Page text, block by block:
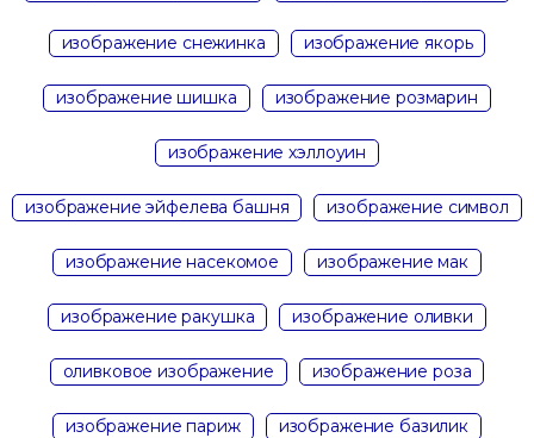
изображение снежинка изображение якорь
изображение шишка изображение розмарин
изображение хэллоуин
изображение эйфелева башня изображение символ
изображение насекомое изображение мак
изображение ракушка изображение оливки
оливковое изображение изображение роза
изображение париж изображение базилик